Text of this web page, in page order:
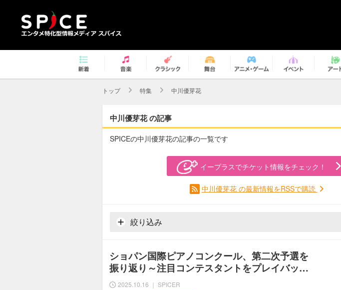
トップ 特集 中川優芽花
中川優芽花 の記事
SPICEの中川優芽花の記事の一覧です
イープラスでチケット情報をチェック！
中川優芽花 の最新情報をRSSで購読
絞り込み
ショパン国際ピアノコンクール、第二次予選を
振り返り～注目コンテスタントをプレイバッ…
2025.10.16 ｜ SPICER